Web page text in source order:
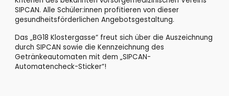
SIPCAN. Alle Schüler:innen profitieren von dieser
gesundheitsförderlichen Angebotsgestaltung.
Das „BG18 Klostergasse“ freut sich über die Auszeichnung
durch SIPCAN sowie die Kennzeichnung des
Getränkeautomaten mit dem „SIPCAN-
Automatencheck-Sticker“!